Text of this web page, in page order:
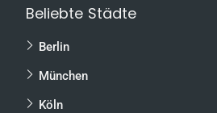
Beliebte Städte
Berlin
München
Köln